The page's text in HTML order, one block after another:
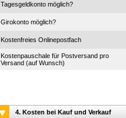
Tagesgeldkonto möglich?
Girokonto möglich?
Kostenfreies Onlinepostfach
Kostenpauschale für Postversand pro
Versand (auf Wunsch)
4. Kosten bei Kauf und Verkauf